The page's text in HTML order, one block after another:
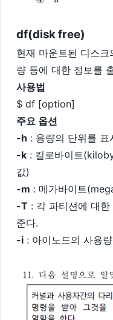
df(disk free)
현재 마운트된 디스
량 등에 대한 정보를
사용법
$ df [option]
주요 옵션
-h : 용량의 단위를 표
-k : 킬로바이트
값)
-m : 메가바이트
-T : 각 파티션에 대
준다.
-i : 아이노드의 사용